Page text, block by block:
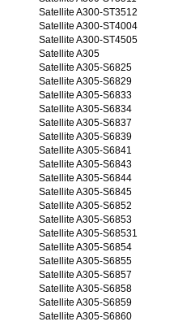
Satellite A300-ST3512
Satellite A300-ST4004
Satellite A300-ST4505
Satellite A305
Satellite A305-S6825
Satellite A305-S6829
Satellite A305-S6833
Satellite A305-S6834
Satellite A305-S6837
Satellite A305-S6839
Satellite A305-S6841
Satellite A305-S6843
Satellite A305-S6844
Satellite A305-S6845
Satellite A305-S6852
Satellite A305-S6853
Satellite A305-S68531
Satellite A305-S6854
Satellite A305-S6855
Satellite A305-S6857
Satellite A305-S6858
Satellite A305-S6859
Satellite A305-S6860